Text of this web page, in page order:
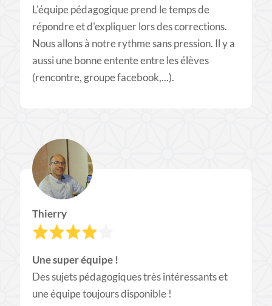
L'équipe pédagogique prend le temps de
répondre et d'expliquer lors des corrections.
Nous allons à notre rythme sans pression. Il y a
aussi une bonne entente entre les élèves
(rencontre, groupe facebook,...).
Thierry
Une super équipe !
​Des sujets pédagogiques très intéressants et
une équipe toujours disponible !